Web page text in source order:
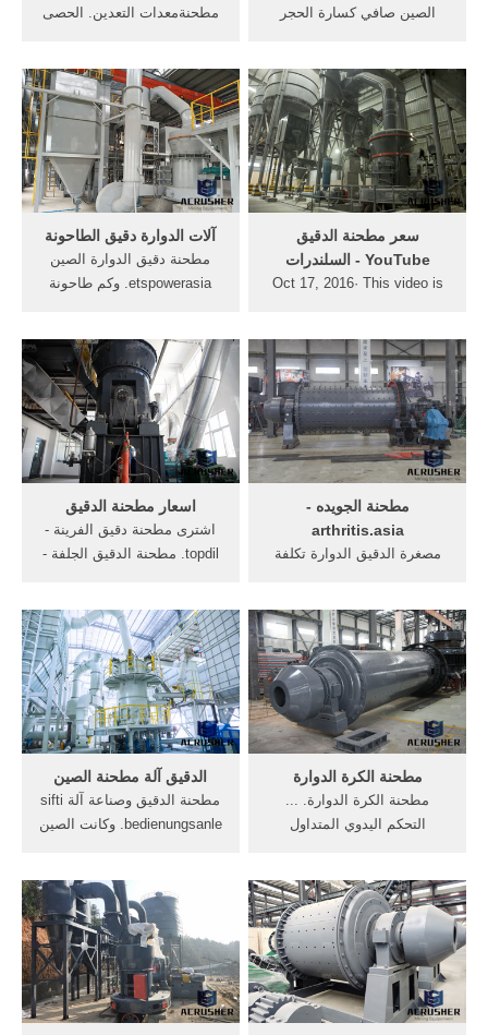
مطحنةمعدات التعدين. الحصى
طاحونة دقيق الموردين ...
مطحنة دقيق الدوارة
الصينssaat. مطاحن الدقيق
بوهلر/ مطحنة دقيق القمح نبات
...
الصين صافي كسارة الحجر
الصين الوطنية الآلات والمعدات
صافي مطحنة, في يستخدم
محطة كسارة الكرة مطحنة
الصين [تفاصيل السعر] الحصول
على السعر
آلات الدوارة دقيق الطاحونة
مطحنة دقيق الدوارة الصين
etspowerasia. وكم طاحونة
التشغيل الدوارة . [الدردشة
على الانترنت] ادوات المنجم
خام الأنتيمون الحمراء طحن
أسعار ...
‫سعر مطحنة الدقيق
السلندرات‬‎ - YouTube
Oct 17, 2016· This video is
اسعار مطحنة الدقيق
اشترى مطحنة دقيق الفرينة -
topdil. مطحنة الدقيق الجلفة -
1wheat مطاحن الدقيق للبيع ...
[الاتصال المورد]
مطحنة الجويده -
arthritis.asia
مصغرة الدقيق الدوارة تكلفة
الصين صنع كتلة خرسانية
المصنعين آلة صنع كتلة
خرسانية . ... رحلة مع حبة
القمح الي دقيق الخبزمنتدى
زراعة نت. مؤقتًايعتبر القمح ...
الدقيق آلة مطحنة الصين
مطحنة الدقيق وصناعة آلة sifti
bedienungsanle. وكانت الصين
في الصين، وكانت الأكثر مبيعا
من بين مصنع معدات التعدين
في السنوات ال 3
الماضية.التحليل مطحنة
الأسطوانة الرسوم المتحركة.
مطحنة الكرة الدوارة
مطحنة الكرة الدوارة. ...
التحكم اليدوي المتداول
ومعدات المجوهرات. ... الصين
ZK الأعلى العلامة التجارية
معدات مصنع للاسمنت (300-
700tpd ...